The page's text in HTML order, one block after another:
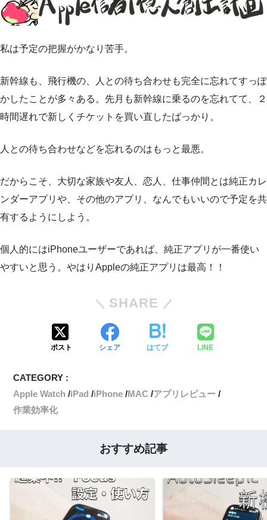
私は予定の把握がかなり苦手。
新幹線も、飛行機の、人との待ち合わせも完全に忘れてすっぽ
かしたことが多々ある。先月も新幹線に乗るのを忘れてて、２
時間遅れで新しくチケットを買い直したばっかり。
人との待ち合わせなどを忘れるのはもっと最悪。
だからこそ、大切な家族や友人、恋人、仕事仲間とは純正カレ
ンダーアプリや、その他のアプリ、なんでもいいので予定を共
有するようにしよう。
個人的にはiPhoneユーザーであれば、純正アプリが一番使い
やすいと思う。やはりAppleの純正アプリは最高！！
SHARE
ポスト シェア はてブ LINE
CATEGORY :
Apple Watch iPad iPhone MAC アプリレビュー
作業効率化
おすすめ記事